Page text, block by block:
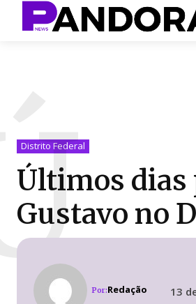
Distrito Federal
Últimos dias
Gustavo no
Por:Redação 13